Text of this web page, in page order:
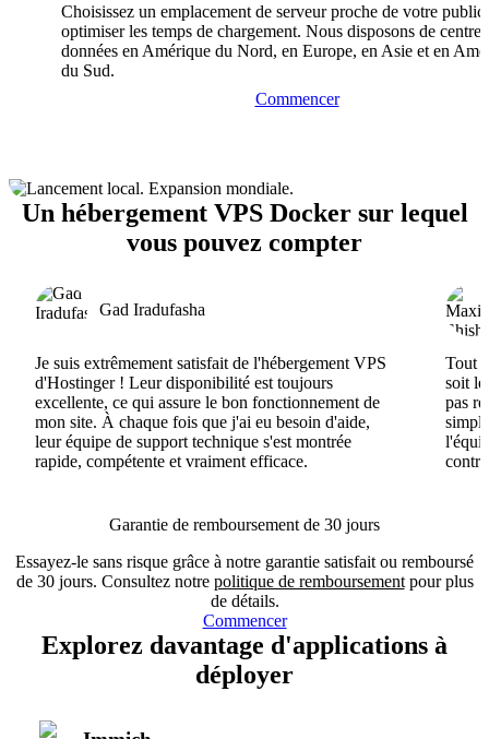
Choisissez un emplacement de serveur proche de votre
optimiser les temps de chargement. Nous disposons de
données en Amérique du Nord, en Europe, en Asie et en
du Sud.
Commencer
Un hébergement VPS Docker sur lequel
vous pouvez compter
Gad Iradufasha
Je suis extrêmement satisfait de l'hébergement VPS
d'Hostinger ! Leur disponibilité est toujours
excellente, ce qui assure le bon fonctionnement de
mon site. À chaque fois que j'ai eu besoin d'aide,
leur équipe de support technique s'est montrée
rapide, compétente et vraiment efficace.
Tout
soit
pas
Garantie de remboursement de 30 jours
Essayez-le sans risque grâce à notre garantie satisfait ou remboursé
de 30 jours. Consultez notre politique de remboursementpour plus
de détails.
Commencer
Explorez davantage d'applications à
déployer